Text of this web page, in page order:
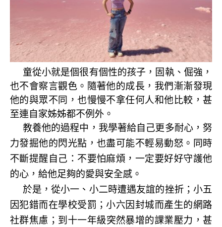
童從小就是個很有個性的孩子，固執、倔強，
也不會察言觀色。隨著他的成長，我們漸漸發現
他的與眾不同，也慢慢不拿任何人和他比較，甚
至連自家姊姊都不例外。
教養他的過程中，我學著給自己更多耐心，努
力發掘他的閃光點，也盡可能不輕易動怒。同時
不斷提醒自己：不要怕麻煩，一定要好好守護他
的心，給他足夠的愛與安全感。
於是，從小一、小二時遭遇友誼的挫折；小五
因犯錯而在學校受罰；小六因封城而產生的網路
社群焦慮；到十一年級突然暴增的課業壓力，甚